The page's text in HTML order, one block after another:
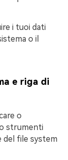
i tuoi dati
o il
e riga di
o
strumenti
del file system